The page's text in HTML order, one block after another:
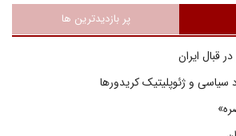
پر بازدیدترین ها
قبال ایران
سیاسی و ژئوپلیتیک کریدورها